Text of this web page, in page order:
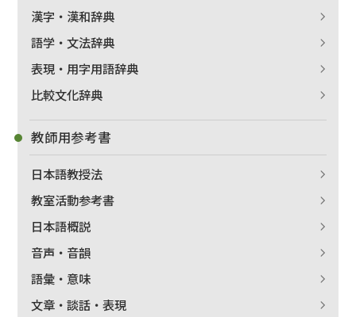
漢字・漢和辞典
語学・文法辞典
表現・用字用語辞典
比較文化辞典
教師用参考書
日本語教授法
教室活動参考書
日本語概説
音声・音韻
語彙・意味
文章・談話・表現